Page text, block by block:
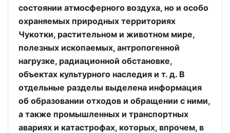
состоянии атмосферного воздуха, но и особо
охраняемых природных территориях
Чукотки, растительном и животном мире,
полезных ископаемых, антропогенной
нагрузке, радиационной обстановке,
объектах культурного наследия и т. д. В
отдельные разделы выделена информация
об образовании отходов и обращении с ними,
а также промышленных и транспортных
авариях и катастрофах, которых, впрочем, в